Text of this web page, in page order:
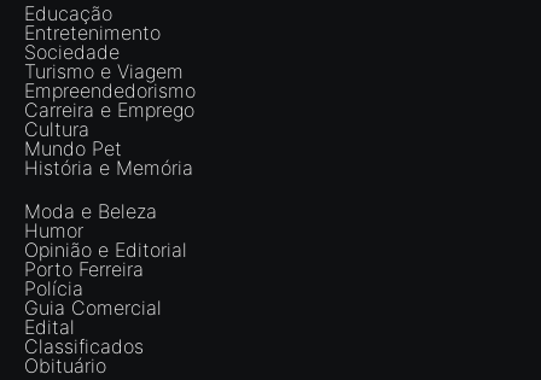
Educação
Entretenimento
Sociedade
Turismo e Viagem
Empreendedorismo
Carreira e Emprego
Cultura
Mundo Pet
História e Memória
Moda e Beleza
Humor
Opinião e Editorial
Porto Ferreira
Polícia
Guia Comercial
Edital
Classificados
Obituário